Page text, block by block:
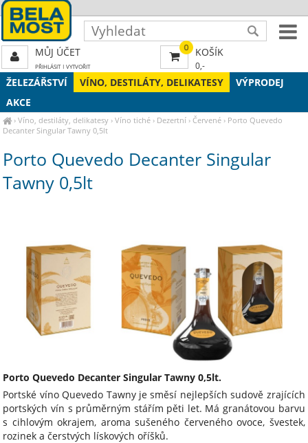
ŽELEZÁŘSTVÍ VÍNO, DESTILÁTY, DELIKATESY
VÝPRODEJ
AKCE
›Víno, destiláty, delikatesy ›Víno tiché › Dezertní ›Červené › Porto Quevedo
Decanter Singular Tawny 0,5lt
Porto Quevedo Decanter Singular
Tawny 0,5lt
Porto Quevedo Decanter Singular Tawny 0,5lt.
Portské víno Quevedo Tawny je směsí nejlepších sudově zrajících
portských vín s průměrným stářím pěti let. Má granátovou barvu
s cihlovým okrajem, aroma sušeného červeného ovoce, švestek,
rozinek a čerstvých lískových oříšků.
0 KOŠÍK
0,-
MŮJ ÚČET
PŘIHLÁSIT| VYTVOŘIT